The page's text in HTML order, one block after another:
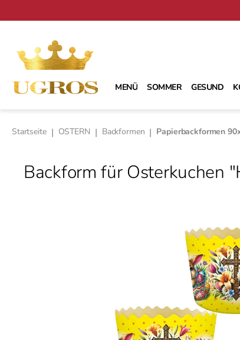
MENÜ SOMMER GESUND
Startseite | OSTERN | Backformen | Papierbackformen
Backform für Osterkuchen